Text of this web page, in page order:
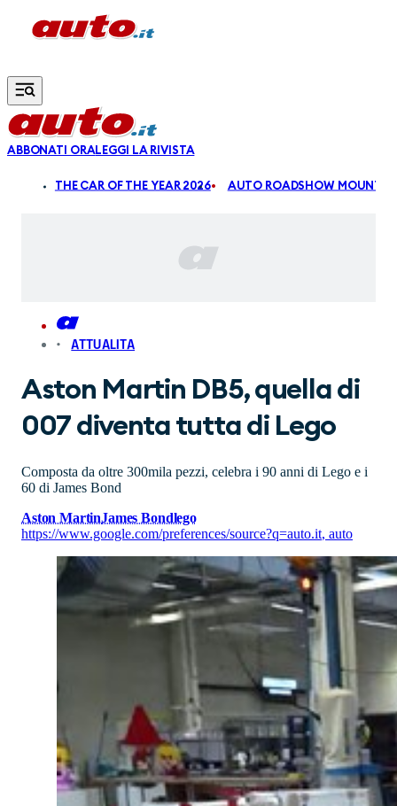
Vai al contenuto principale
ABBONATI ORALEGGI LA RIVISTA
THE CAR OF THE YEAR 2026 AUTO ROADSHOW
ATTUALITA
Aston Martin DB5, quella di
007 diventa tutta di Lego
Composta da oltre 300mila pezzi, celebra i 90 anni di Lego e i
60 di James Bond
Aston MartinJames Bondlego
https://www.google.com/preferences/source?q=auto.it, auto